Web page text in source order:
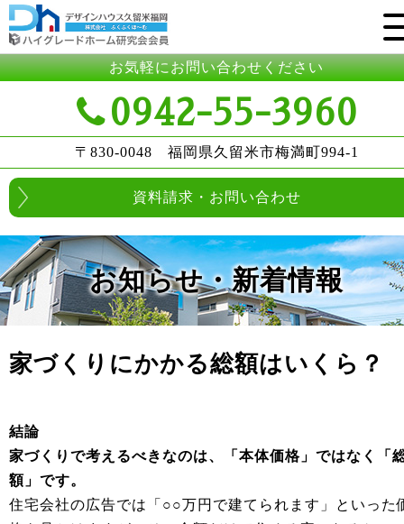
お気軽にお問い合わせください
0942-55-3960
〒830-0048 福岡県久留米市梅満町994-1
資料請求・お問い合わせ
お知らせ・新着情報
家づくりにかかる総額はいくら？
結論
家づくりで考えるべきなのは、「本体価格」ではなく「
額」です。
住宅会社の広告では「○○万円で建てられます」といった